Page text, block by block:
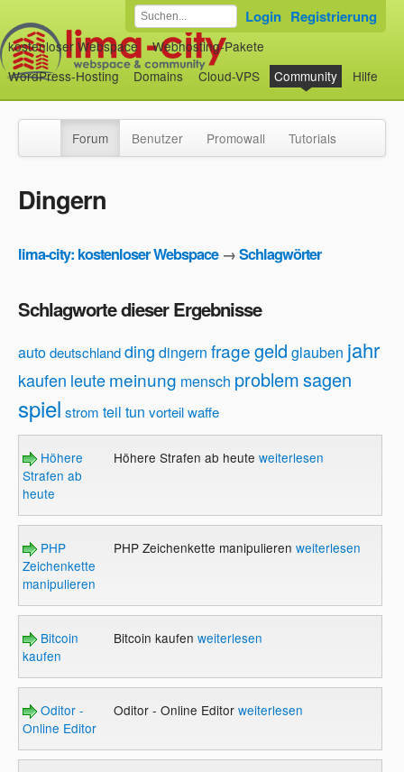
kostenloser Webspace
Webhosting-Pakete
WordPress-Hosting
Domains Cloud-VPS Community Hilfe
Login Registrierung
Forum Benutzer Promowall Tutorials
Dingern
lima-city: kostenloser Webspace→Schlagwörter
Schlagworte dieser Ergebnisse
autodeutschlandding dingern fragegeld glauben jahr
kaufen leutemeinung mensch problemsagen
spiel strom teil tun vorteilwaffe
Höhere
Strafen ab
heute
Höhere Strafen ab heute weiterlesen
PHP
Zeichenkette
manipulieren
PHP Zeichenkette manipulieren weiterlesen
Bitcoin
kaufen
Bitcoin kaufen weiterlesen
Oditor -
Online Editor
Oditor - Online Editor weiterlesen